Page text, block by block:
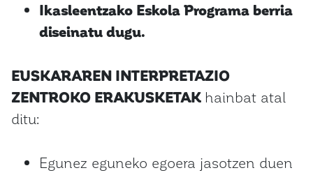
Ikasleentzako Eskola Programa berria
diseinatu dugu.
EUSKARAREN INTERPRETAZIO
ZENTROKO ERAKUSKETAK hainbat atal
ditu:
Egunez eguneko egoera jasotzen duen